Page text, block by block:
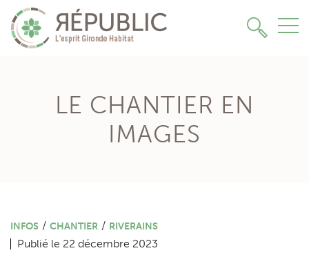
LE CHANTIER EN
IMAGES
INFOS / CHANTIER / RIVERAINS
Publié le 22 décembre 2023